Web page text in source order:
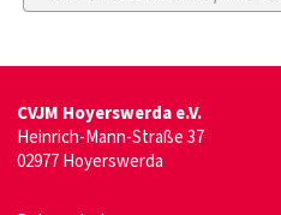
CVJM Hoyerswerda e.V.
Heinrich-Mann-Straße 37
02977 Hoyerswerda